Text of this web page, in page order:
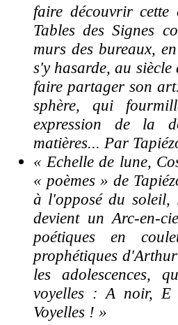
faire découvrir cette
Tables des Signes
murs des bureaux,
s'y hasarde, au
faire partager son
sphère, qui
expression de la
matières... Par
« Echelle de lune,
« poèmes » de
à l'opposé du soleil,
devient un Arc-en-
poétiques en
prophétiques
les adolescences,
voyelles : A noir,
Voyelles ! »